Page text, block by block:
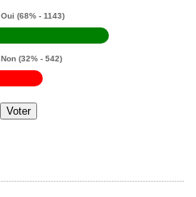
Oui (68% - 1143)
Non (32% - 542)